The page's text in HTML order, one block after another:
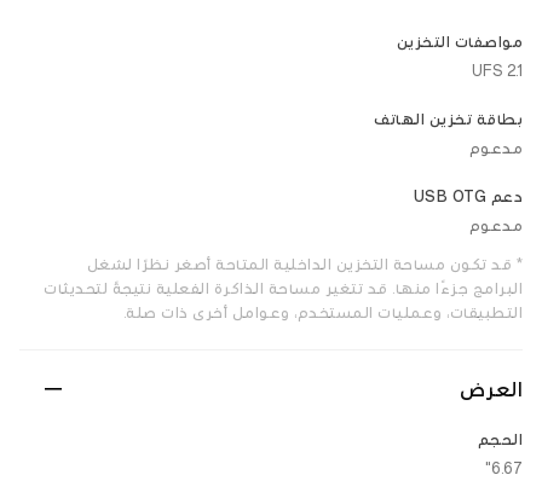
مواصفات التخزين
UFS 2.1
بطاقة تخزين الهاتف
مدعوم
دعم USB OTG
مدعوم
* قد تكون مساحة التخزين الداخلية المتاحة أصغر نظرًا لشغل
البرامج جزءًا منها. قد تتغير مساحة الذاكرة الفعلية نتيجةً لتحديثات
التطبيقات، وعمليات المستخدم، وعوامل أخرى ذات صلة.
العرض
الحجم
6.67"